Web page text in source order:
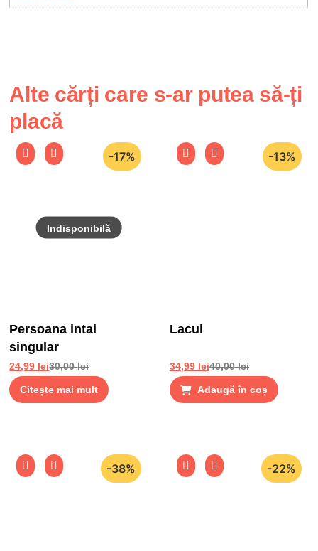
Alte cărți care s-ar putea să-ți
placă
-17%
Persoana intai
singular
30,00lei
24,99 lei
Citește mai mult
-13%
Lacul
40,00lei
34,99 lei
Adaugă în coș
-38% -22%